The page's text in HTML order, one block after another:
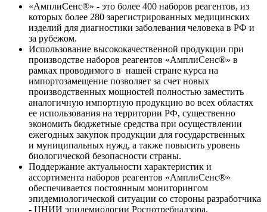
«АмплиСенс®» - это более 400 наборов реагентов, из
которых более 280 зарегистрированных медицинских
изделий для диагностики заболевания человека в РФ и
за рубежом.
Использование высококачественной продукции при
производстве наборов реагентов «АмплиСенс®» в
рамках проводимого в нашей стране курса на
импортозамещение позволяет за счет новых
производственных мощностей полностью заместить
аналогичную импортную продукцию во всех областях
ее использования на территории РФ, существенно
экономить бюджетные средства при осуществлении
ежегодных закупок продукции для государственных
и муниципальных нужд, а также повысить уровень
биологической безопасности страны.
Поддержание актуальности характеристик и
ассортимента наборов реагентов «АмплиСенс®»
обеспечивается постоянным мониторингом
эпидемиологической ситуации со стороны разработчика
- ЦНИИ эпидемиологии Роспотребнадзора.